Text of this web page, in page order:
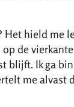
Het hield me
de
blijft. Ik ga
me